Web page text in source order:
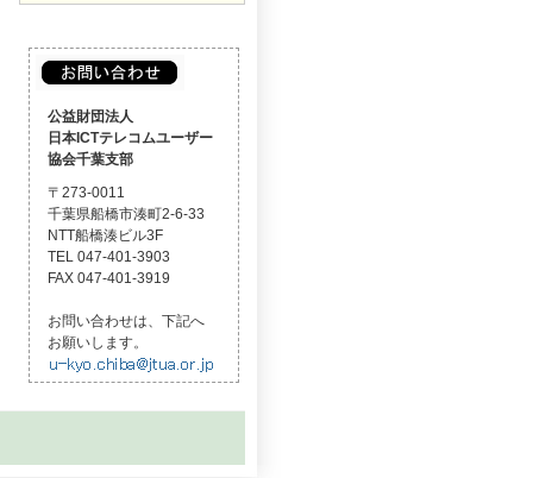
公益財団法人
日本ICTテレコムユーザー
協会千葉支部
〒273-0011
千葉県船橋市湊町2-6-33
NTT船橋湊ビル3F
TEL 047-401-3903
FAX 047-401-3919
お問い合わせは、下記へ
お願いします。